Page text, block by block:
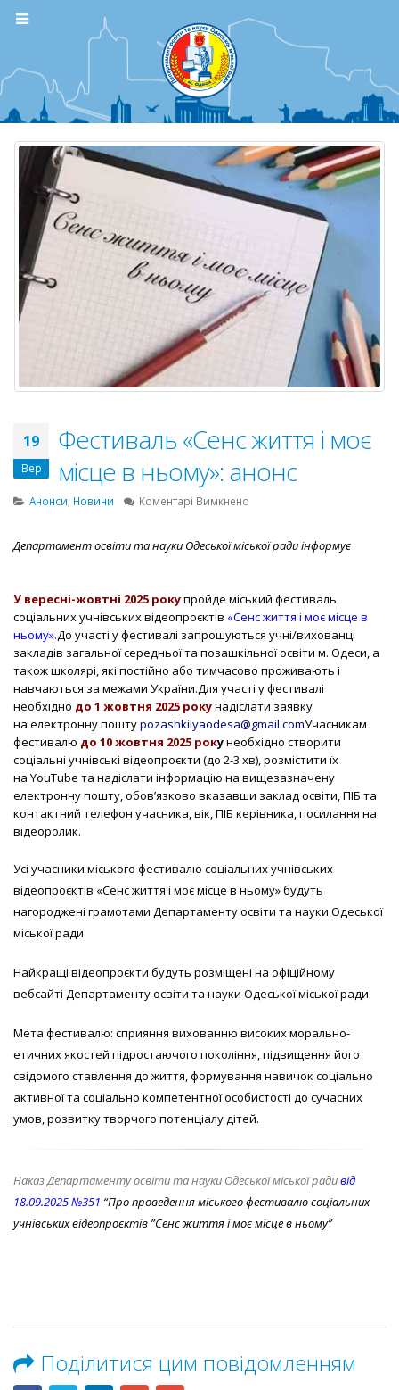
19
Вер
Фестиваль «Сенс життя і моє
місце в ньому»: анонс
Анонси Новини Коментарі Вимкнено
життя
місце
в
ньому»:
анонс
Департамент освіти та науки Одеської міської ради інформує
У вересні-жовтні 2025 рокупройде міський фестиваль
соціальних учнівських відеопроєктів «Сенс життя і моє місце в
ньому».До участі у фестивалі запрошуються учні/вихованці
закладів загальної середньої та позашкільної освіти м. Одеси, а
також школярі, які постійно або тимчасово проживають і
навчаються за межами України.Для участі у фестивалі
необхідно до 1 жовтня 2025 рокунадіслати заявку
на електронну поштуpozashkilyaodesa@gmail.comУчасникам
фестивалю до 10 жовтня 2025 рокунеобхідно створити
соціальні учнівські відеопроєкти (до 2-3 хв), розмістити їх
на YouTube та надіслати інформацію на вищезазначену
електронну пошту, обов’язково вказавши заклад освіти, ПІБ та
контактний телефон учасника, вік, ПІБ керівника, посилання на
відеоролик.
Усі учасники міського фестивалю соціальних учнівських
відеопроєктів «Сенс життя і моє місце в ньому» будуть
нагороджені грамотами Департаменту освіти та науки Одеської
міської ради.
Найкращі відеопроєкти будуть розміщені на офіційному
вебсайті Департаменту освіти та науки Одеської міської ради.
Мета фестивалю: сприяння вихованню високих морально-
етичних якостей підростаючого покоління, підвищення його
свідомого ставлення до життя, формування навичок соціально
активної та соціально компетентної особистості до сучасних
умов, розвитку творчого потенціалу дітей.
Наказ Департаменту освіти та науки Одеської міської радивід
18.09.2025 №351 “Про проведення міського фестивалю соціальних
учнівських відеопроєктів ”Сенс життя і моє місце в ньому”
Поділитися цим повідомленням